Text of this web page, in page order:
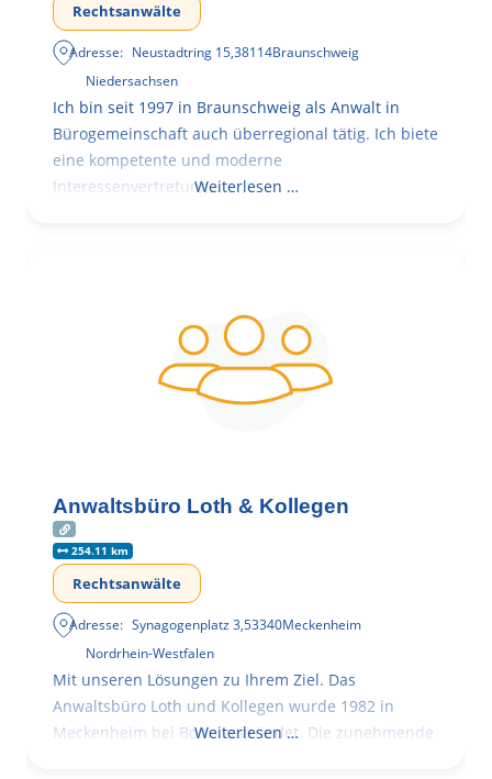
Rechtsanwälte
Adresse: Neustadtring 15,38114Braunschweig
Niedersachsen
Ich bin seit 1997 in Braunschweig als Anwalt in
Bürogemeinschaft auch überregional tätig. Ich biete
eine kompetente und moderne
Interessenvertretung,Weiterlesen …
Anwaltsbüro Loth & Kollegen
254.11 km
Rechtsanwälte
Adresse: Synagogenplatz 3,53340Meckenheim
Nordrhein-Westfalen
Mit unseren Lösungen zu Ihrem Ziel. Das
Anwaltsbüro Loth und Kollegen wurde 1982 in
Meckenheim bei Bonn gegründet. Die zunehmende
Weiterlesen …